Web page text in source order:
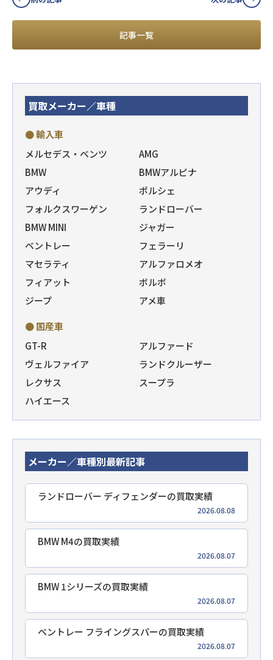
記事一覧
買取メーカー／車種
● 輸入車
メルセデス・ベンツ
AMG
BMW
BMWアルピナ
アウディ
ポルシェ
フォルクスワーゲン
ランドローバー
BMW MINI
ジャガー
ベントレー
フェラーリ
マセラティ
アルファロメオ
フィアット
ボルボ
ジープ
アメ車
● 国産車
GT-R
アルファード
ヴェルファイア
ランドクルーザー
レクサス
スープラ
ハイエース
メーカー／車種別最新記事
ランドローバー ディフェンダーの買取実績
2026.08.08
BMW M4の買取実績
2026.08.07
BMW 1シリーズの買取実績
2026.08.07
ベントレー フライングスパーの買取実績
2026.08.07